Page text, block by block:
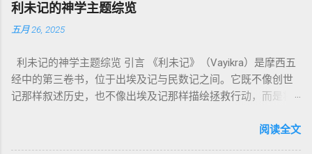
利未记的神学主题综览
五月 26, 2025
利未记的神学主题综览 引言 《利未记》（Vayikra）是摩西五
经中的第三卷书，位于出埃及记与民数记之间。它既不像创世
记那样叙述历史，也不像出埃及记那样描绘拯救行动，而是将
内容看似仪式化，《利未记》却揭示了 神的临在如何规范人类
阅读全文